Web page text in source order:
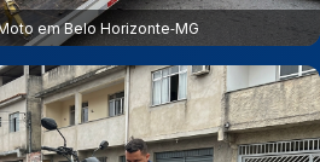
em Belo Horizonte‑MG